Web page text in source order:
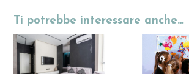
Ti potrebbe interessare anche…